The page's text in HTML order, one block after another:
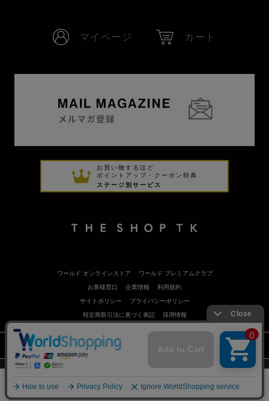
マイページ カート
お買い物するほど
ポイントアップ・クーポン特典
ステージ別サービス
ワールド オンラインストア ワールド プレミアムクラブ
お客様窓口 企業情報 利用規約
サイトポリシー プライバシーポリシー
特定商取引法に基づく表記 採用情報
Copyrights©WORLD CO.,LTD. All rights reserved.
スマートフォン ｜PC